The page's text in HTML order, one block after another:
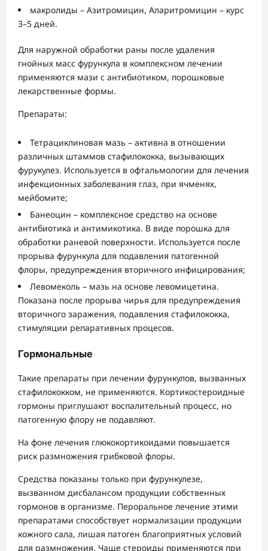
макролиды – Азитромицин, Аларитромицин – курс
3–5 дней.
Для наружной обработки раны после удаления
гнойных масс фурункула в комплексном лечении
применяются мази с антибиотиком, порошковые
лекарственные формы.
Препараты:
Тетрациклиновая мазь – активна в отношении
различных штаммов стафилококка, вызывающих
фурукулез. Используется в офтальмологии для лечения
инфекционных заболевания глаз, при ячменях,
мейбомите;
Банеоцин – комплексное средство на основе
антибиотика и антимикотика. В виде порошка для
обработки раневой поверхности. Используется после
прорыва фурункула для подавления патогенной
флоры, предупреждения вторичного инфицирования;
Левомеколь – мазь на основе левомицетина.
Показана после прорыва чирья для предупреждения
вторичного заражения, подавления стафилококка,
стимуляции репаративных процесов.
Гормональные
Такие препараты при лечении фурункулов, вызванных
стафилококком, не применяются. Кортикостероидные
гормоны приглушают воспалительный процесс, но
патогенную флору не подавляют.
На фоне лечения глюкокортикоидами повышается
риск размножения грибковой флоры.
Средства показаны только при фурункулезе,
вызванном дисбалансом продукции собственных
гормонов в организме. Пероральное лечение этими
препаратами способствует нормализации продукции
кожного сала, лишая патоген благоприятных условий
для размножения. Чаще стероиды применяются при